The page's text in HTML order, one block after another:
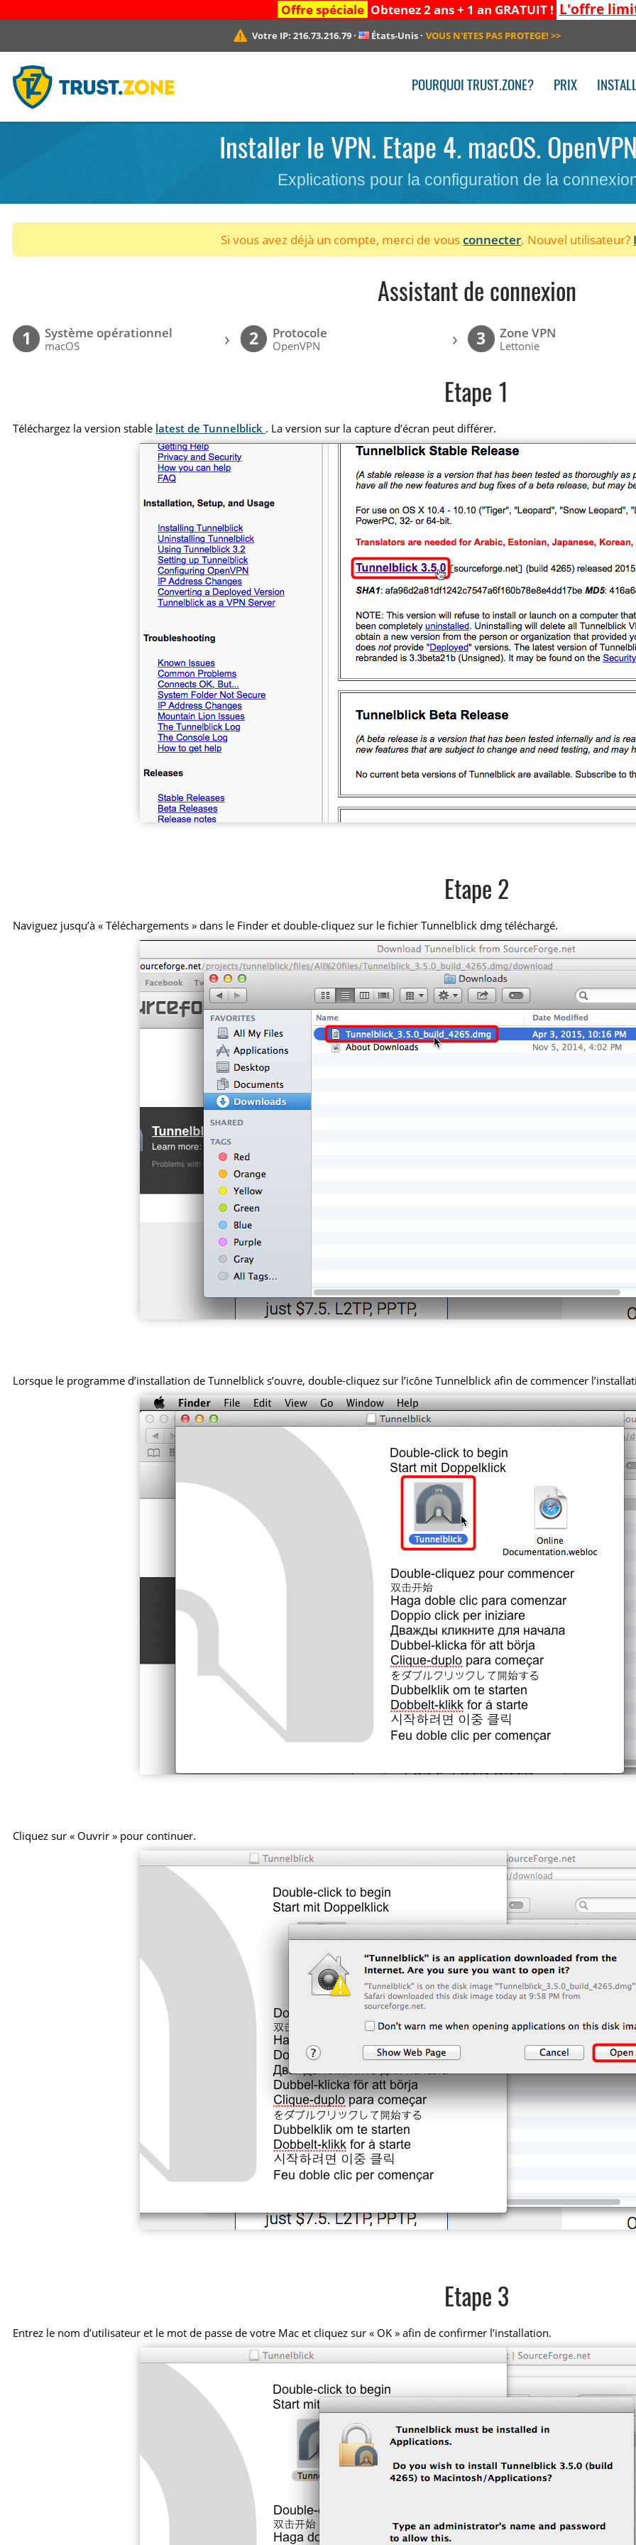
Offre spéciale Obtenez 2 ans + 1 an GRATUIT ! L'offre
Votre IP:216.73.216.79 · États-Unis · VOUS N'ETES PAS PROTEGE! >>
POURQUOI TRUST.ZONE? PRIX
Installer le VPN. Etape 4. macOS.
Explications pour la configuration de la
Si vous avez déjà un compte, merci de vousconnecter. Nouvel utilisateur?
Assistant de connexion
1 Système opérationnel
macOS › 2 Protocole
OpenVPN › 3 Zone VPN
Lettonie
Etape 1
Téléchargez la version stable latest de Tunnelblick . La version sur la capture d’écran peut différer.
Etape 2
Naviguez jusqu’à « Téléchargements » dans le Finder et double-cliquez sur le fichier Tunnelblick dmg téléchargé.
Lorsque le programme d’installation de Tunnelblick s’ouvre, double-cliquez sur l’icône Tunnelblick afin de commencer
Cliquez sur « Ouvrir » pour continuer.
Etape 3
Entrez le nom d’utilisateur et le mot de passe de votre Mac et cliquez sur « OK » afin de confirmer l’installation.